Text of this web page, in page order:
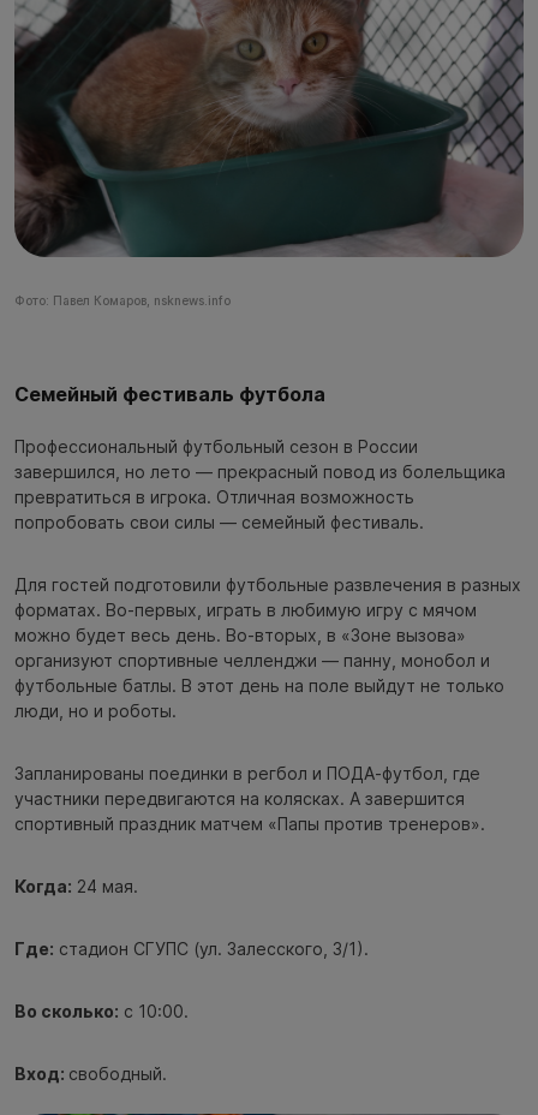
Фото: Павел Комаров, nsknews.info
Семейный фестиваль футбола
Профессиональный футбольный сезон в России
завершился, но лето — прекрасный повод из болельщика
превратиться в игрока. Отличная возможность
попробовать свои силы — семейный фестиваль.
Для гостей подготовили футбольные развлечения в разных
форматах. Во-первых, играть в любимую игру с мячом
можно будет весь день. Во-вторых, в «Зоне вызова»
организуют спортивные челленджи — панну, монобол и
футбольные батлы. В этот день на поле выйдут не только
люди, но и роботы.
Запланированы поединки в регбол и ПОДА-футбол, где
участники передвигаются на колясках. А завершится
спортивный праздник матчем «Папы против тренеров».
Когда: 24 мая.
Где: стадион СГУПС (ул. Залесского, 3/1).
Во сколько: с 10:00.
Вход: свободный.